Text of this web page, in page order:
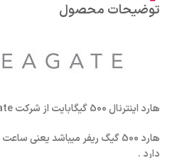
توضیحات محصول
هارد اینترنال 500 گیگابایت از شرکت seagate
هارد 500 گیگ ریفر میباشد یعنی
دارد .